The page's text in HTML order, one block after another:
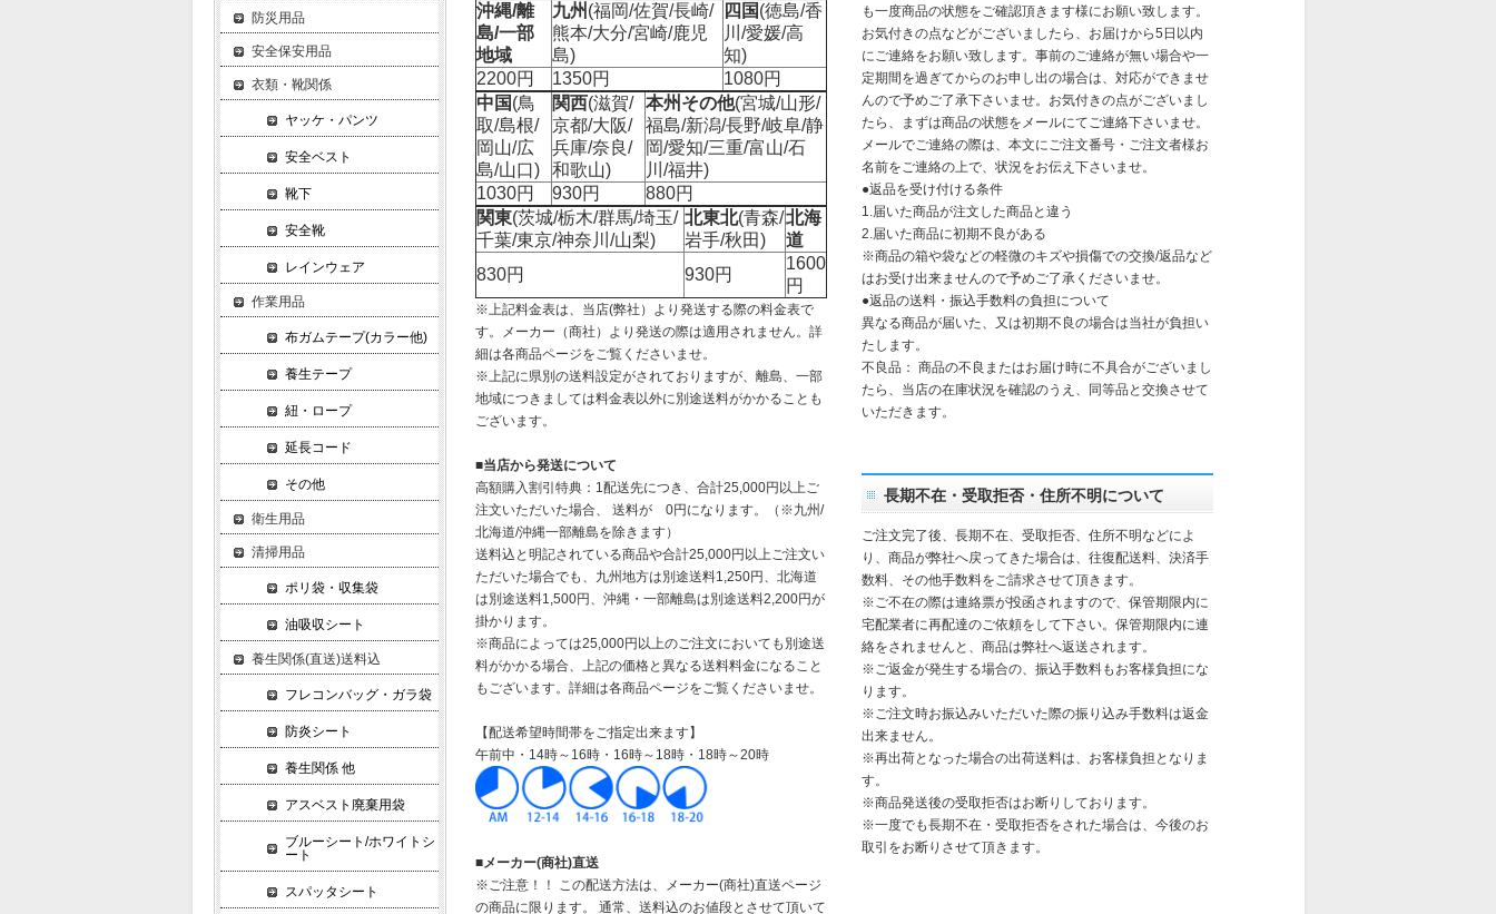
沖縄/離
島/一部
地域
九州 (福岡/佐賀/長崎/
熊本/大分/宮崎/鹿児
島)
四国(徳島/香
川/愛媛/高
知)
2200円
1350円
1080円
中国(鳥
取/島根/
岡山/広
島/山口)
関西(滋賀/
京都/大阪/
兵庫/奈良/
和歌山)
本州その他(宮城/山形/
福島/新潟/長野/岐阜/静
岡/愛知/三重/富山/石
川/福井)
1030円
930円
880円
関東(茨城/栃木/群馬/埼玉/
千葉/東京/神奈川/山梨)
北東北(青森/
岩手/秋田)
北海
道
830円
930円
1600
円
※上記料金表は、当店(弊社）より発送する際の料金表で
す。メーカー（商社）より発送の際は適用されません。詳
細は各商品ページをご覧くださいませ。
※上記に県別の送料設定がされておりますが、離島、一部
地域につきましては料金表以外に別途送料がかかることも
ございます。
■当店から発送について
高額購入割引特典：1配送先につき、合計25,000円以上ご
注文いただいた場合、 送料が 0円になります。（※九州/
北海道/沖縄一部離島を除きます）
送料込と明記されている商品や合計25,000円以上ご注文い
ただいた場合でも、九州地方は別途送料1,250円、北海道
は別途送料1,500円、沖縄・一部離島は別途送料2,200円が
掛かります。
※商品によっては25,000円以上のご注文においても別途送
料がかかる場合、上記の価格と異なる送料料金になること
もございます。詳細は各商品ページをご覧くださいませ。
【配送希望時間帯をご指定出来ます】
午前中・14時～16時・16時～18時・18時～20時
■メーカー(商社)直送
※ご注意！！ この配送方法は、メーカー(商社)直送ページ
の商品に限ります。 通常、送料込のお値段とさせて頂いて
も一度商品の状態をご確認頂きます様にお願い致します。
お気付きの点などがございましたら、お届けから5日以内
にご連絡をお願い致します。事前のご連絡が無い場合や一
定期間を過ぎてからのお申し出の場合は、対応ができませ
んので予めご了承下さいませ。お気付きの点がございまし
たら、まずは商品の状態をメールにてご連絡下さいませ。
メールでご連絡の際は、本文にご注文番号・ご注文者様お
名前をご連絡の上で、状況をお伝え下さいませ。
●返品を受け付ける条件
1.届いた商品が注文した商品と違う
2.届いた商品に初期不良がある
※商品の箱や袋などの軽微のキズや損傷での交換/返品など
はお受け出来ませんので予めご了承くださいませ。
●返品の送料・振込手数料の負担について
異なる商品が届いた、又は初期不良の場合は当社が負担い
たします。
不良品： 商品の不良またはお届け時に不具合がございまし
たら、当店の在庫状況を確認のうえ、同等品と交換させて
いただきます。
長期不在・受取拒否・住所不明について
ご注文完了後、長期不在、受取拒否、住所不明などによ
り、商品が弊社へ戻ってきた場合は、往復配送料、決済手
数料、その他手数料をご請求させて頂きます。
※ご不在の際は連絡票が投函されますので、保管期限内に
宅配業者に再配達のご依頼をして下さい。保管期限内に連
絡をされませんと、商品は弊社へ返送されます。
※ご返金が発生する場合の、振込手数料もお客様負担にな
ります。
※ご注文時お振込みいただいた際の振り込み手数料は返金
出来ません。
※再出荷となった場合の出荷送料は、お客様負担となりま
す。
※商品発送後の受取拒否はお断りしております。
※一度でも長期不在・受取拒否をされた場合は、今後のお
取引をお断りさせて頂きます。
防災用品
安全保安用品
衣類・靴関係
ヤッケ・パンツ
安全ベスト
靴下
安全靴
レインウェア
作業用品
布ガムテープ(カラー他)
養生テープ
紐・ロープ
延長コード
その他
衛生用品
清掃用品
ポリ袋・収集袋
油吸収シート
養生関係(直送)送料込
フレコンバッグ・ガラ袋
防炎シート
養生関係 他
アスベスト廃棄用袋
ブルーシート/ホワイトシ
ート
スパッタシート